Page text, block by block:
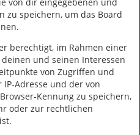
zu speichern, um das Board
berechtigt, im Rahmen einer
und seinen Interessen
von Zugriffen und
Adresse und der von
Kennung zu speichern,
oder zur rechtlichen